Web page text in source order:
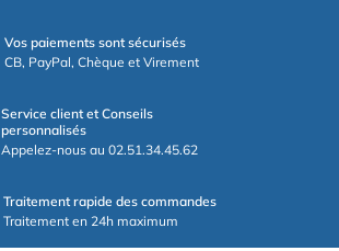
Vos paiements sont sécurisés
CB, PayPal, Chèque et Virement
Service client et Conseils
personnalisés
Appelez-nous au 02.51.34.45.62
Traitement rapide des commandes
Traitement en 24h maximum